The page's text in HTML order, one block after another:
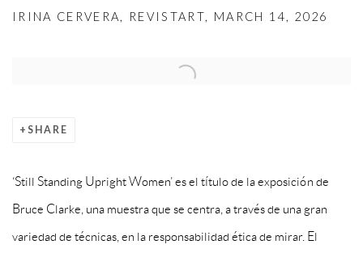
IRINA CERVERA, REVISTART, MARCH 14, 2026
Open a larger version of the following image in a popup:
SHARE
‘Still Standing Upright Women’ es el título de la exposición de
Bruce Clarke, una muestra que se centra, a través de una gran
variedad de técnicas, en la responsabilidad ética de mirar. El